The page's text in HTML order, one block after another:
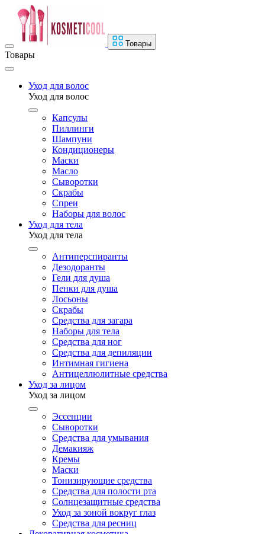
Товары
Товары
Уход для волос
Уход для волос
Капсулы
Пиллинги
Шампуни
Кондиционеры
Маски
Масло
Сыворотки
Скрабы
Спреи
Наборы для волос
Уход для тела
Уход для тела
Антиперспиранты
Дезодоранты
Гели для душа
Пенки для душа
Лосьоны
Скрабы
Средства для загара
Наборы для тела
Средства для ног
Средства для депиляции
Интимная гигиена
Антицеллюлитные средства
Уход за лицом
Уход за лицом
Эссенции
Сыворотки
Средства для умывания
Демакияж
Кремы
Маски
Тонизирующие средства
Средства для полости рта
Солнцезащитные средства
Уход за зоной вокруг глаз
Средства для ресниц